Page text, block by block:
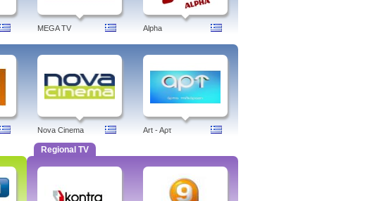
MEGA TV Alpha
Nova Cinema Art - Aρτ
Regional TV